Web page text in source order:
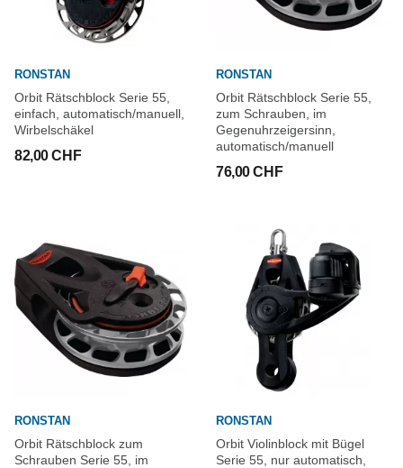
RONSTAN
Orbit Rätschblock Serie 55,
einfach, automatisch/manuell,
Wirbelschäkel
82,00 CHF
RONSTAN
Orbit Rätschblock Serie 55,
zum Schrauben, im
Gegenuhrzeigersinn,
automatisch/manuell
76,00 CHF
RONSTAN
Orbit Rätschblock zum
Schrauben Serie 55, im
RONSTAN
Orbit Violinblock mit Bügel
Serie 55, nur automatisch,